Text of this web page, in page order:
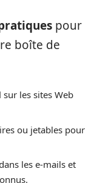
pour
boîte de
les sites Web
ou jetables pour
les e-mails et